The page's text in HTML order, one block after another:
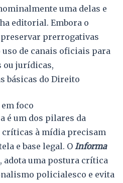
uma delas e
editorial. Embora o
prerrogativas
de canais oficiais para
ou jurídicas,
básicas do Direito
foco
é um dos pilares da
críticas à mídia precisam
e base legal. O Informa
adota uma postura crítica
policialesco e evita